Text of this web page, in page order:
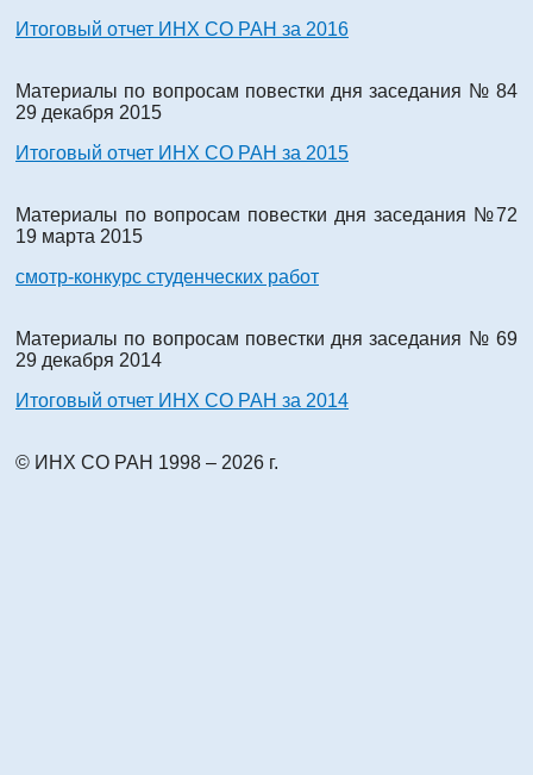
Итоговый отчет ИНХ СО РАН за 2016
Материалы по вопросам повестки дня заседания № 84
29 декабря 2015
Итоговый отчет ИНХ СО РАН за 2015
Материалы по вопросам повестки дня заседания №72
19 марта 2015
смотр-конкурс студенческих работ
Материалы по вопросам повестки дня заседания № 69
29 декабря 2014
Итоговый отчет ИНХ СО РАН за 2014
© ИНХ СО РАН 1998 – 2026 г.